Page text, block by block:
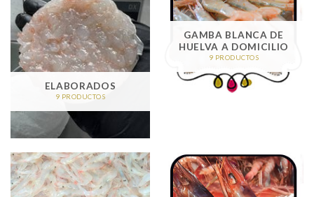
ELABORADOS
9 PRODUCTOS
GAMBA BLANCA DE
HUELVA A DOMICILIO
9 PRODUCTOS